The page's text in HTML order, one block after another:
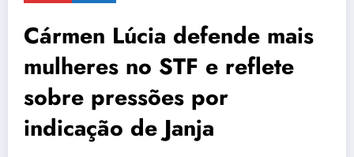
Cármen Lúcia defende mais
mulheres no STF e reflete
sobre pressões por
indicação de Janja